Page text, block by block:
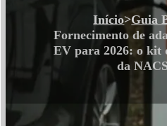
Início>Guia
Fornecimento de
EV para 2026: o kit
da